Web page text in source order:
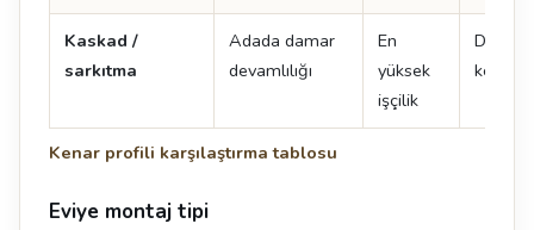
Kenar profili karşılaştırma tablosu
Kaskad /
sarkıtma
Adada damar
devamlılığı
En
yüksek
işçilik
Damar
Eviye montaj tipi